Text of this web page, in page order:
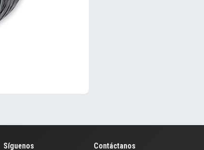
Síguenos Contáctanos